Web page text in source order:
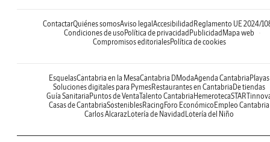
ContactarQuiénes somosAviso legal Accesibilidad Reglamento UE 2024/
Condiciones de uso Política de privacidad Publicidad Mapa web
Compromisos editorialesPolítica de cookies
EsquelasCantabria en la MesaCantabria DModaAgenda Cantabria Playas
Soluciones digitales para PymesRestaurantes en Cantabria De tiendas
Guía Sanitaria Puntos de VentaTalento Cantabria Hemeroteca
Casas de CantabriaSosteniblesRacing Foro Económico Empleo Cantabria
Carlos AlcarazLotería de Navidad Lotería del Niño